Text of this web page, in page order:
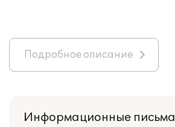
Подробное описание
Информационные письма